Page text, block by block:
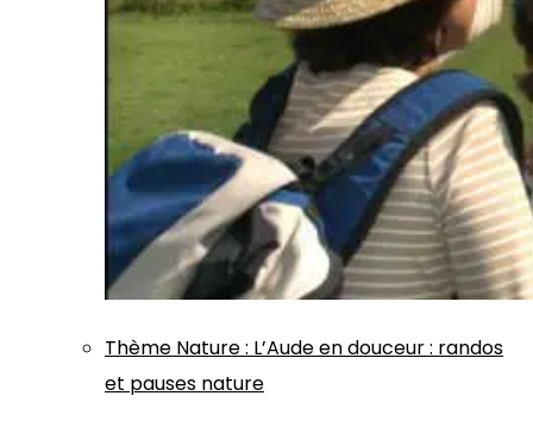
Thème Nature: L’Aude en douceur : randos
et pauses nature